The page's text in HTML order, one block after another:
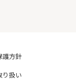
護方針
り扱い